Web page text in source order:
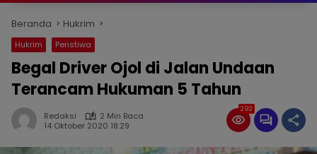
Beranda Hukrim
Hukrim Peristiwa
Begal Driver Ojol di Jalan Undaan
Terancam Hukuman 5 Tahun
Redaksi
2 Min Baca
14 Oktober 2020 18:29
292